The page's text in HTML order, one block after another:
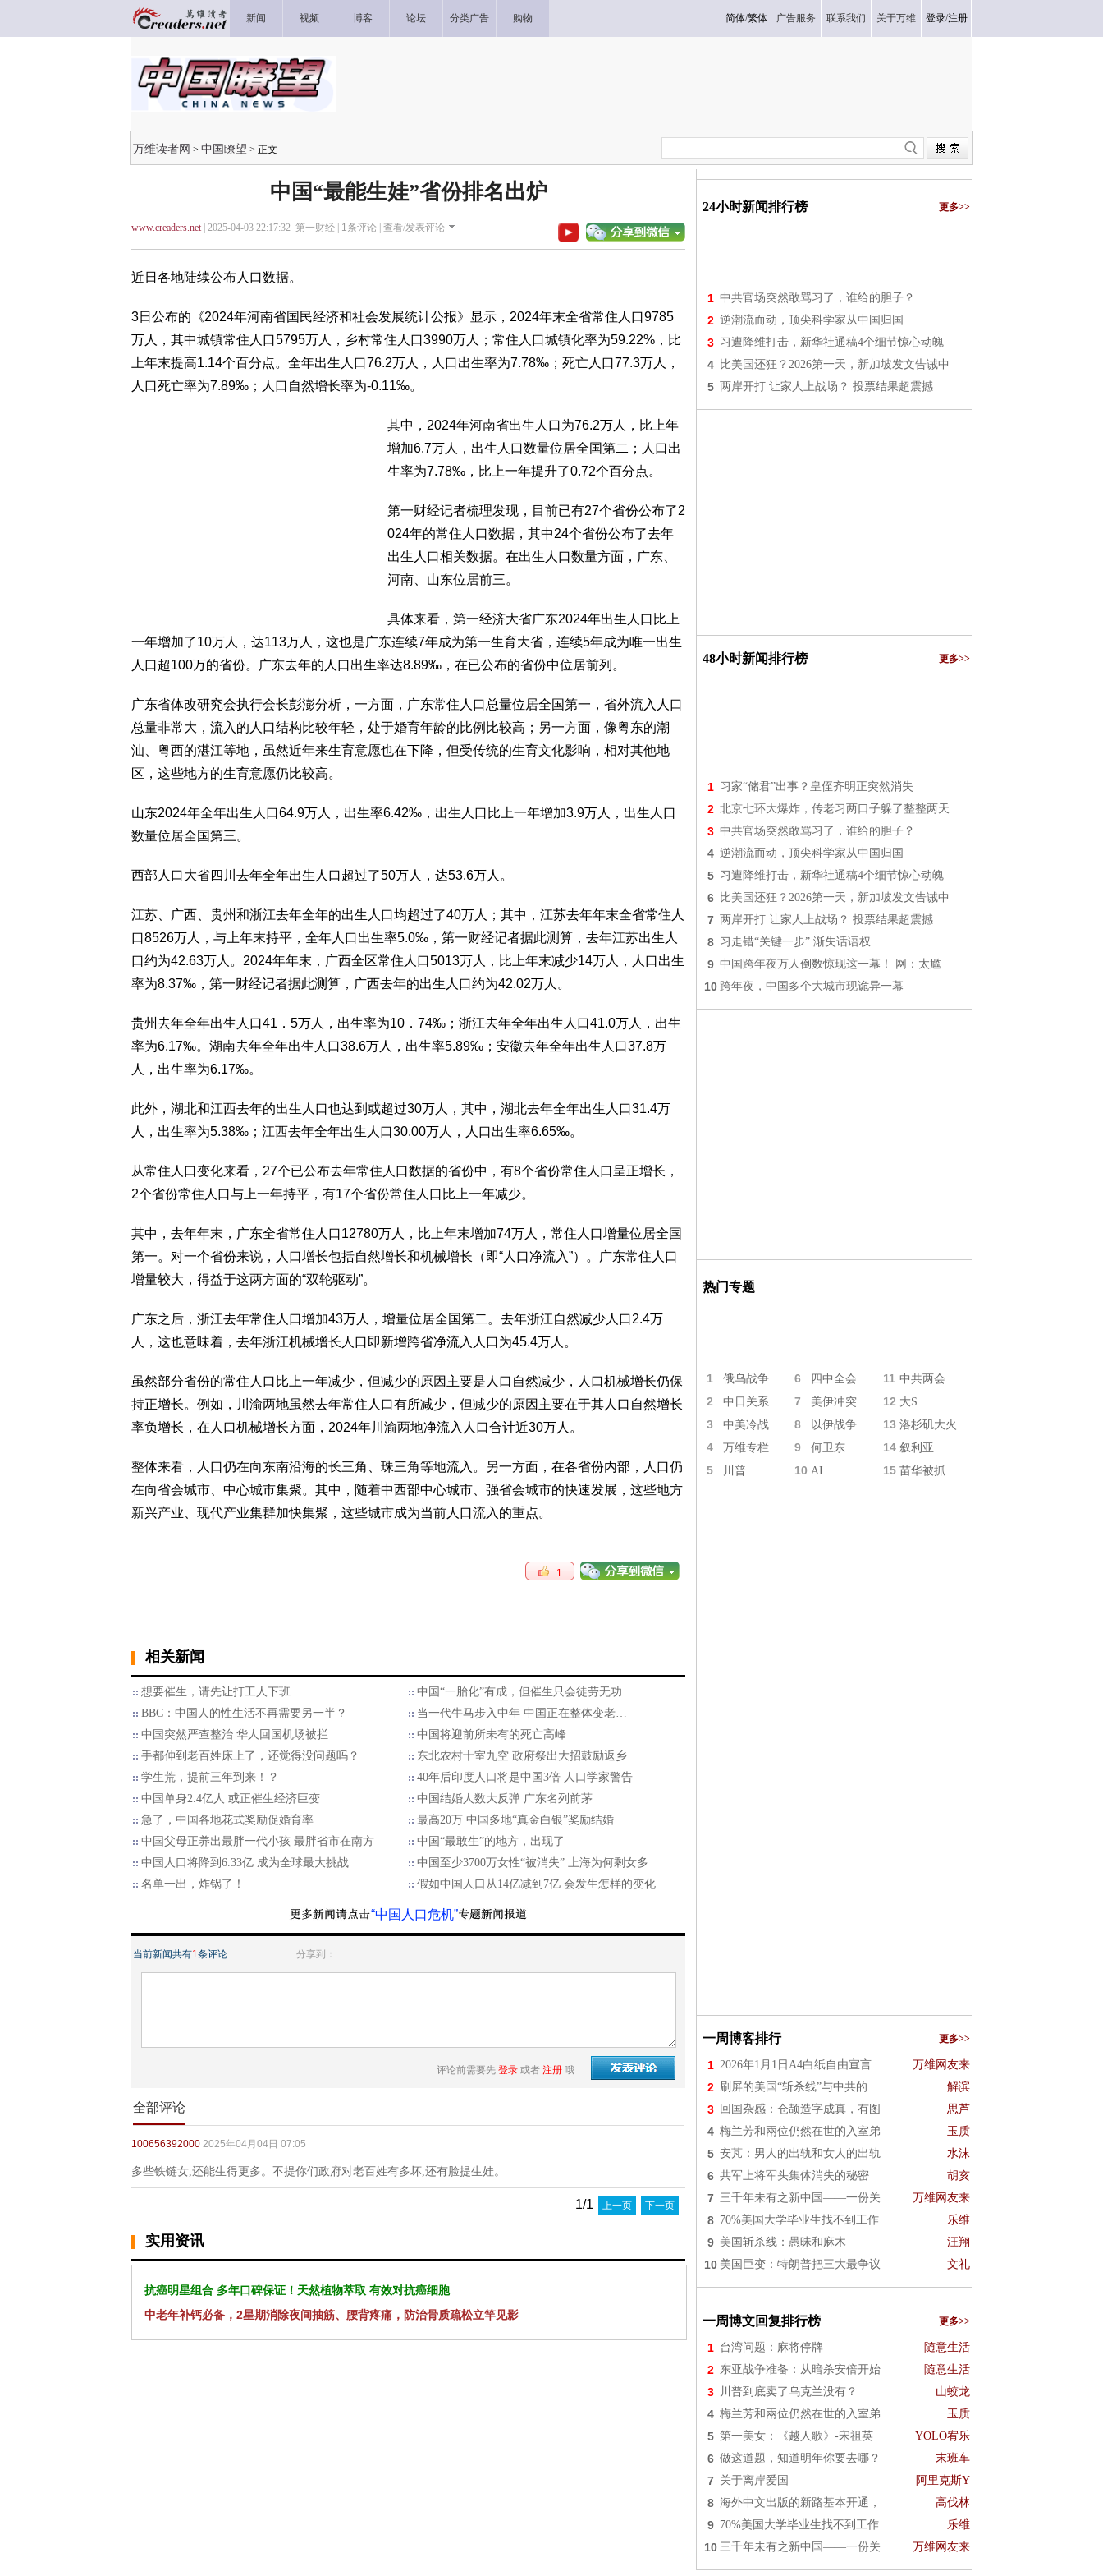
新闻 视频 博客 论坛 分类广告 购物 简体/繁体 广告服务 联系我们 关于万维 登录/注册
万维读者网 > 中国瞭望 > 正文
中国“最能生娃”省份排名出炉
www.creaders.net| 2025-04-03 22:17:32 第一财经 | 1条评论 | 查看/发表评论
近日各地陆续公布人口数据。
3日公布的《2024年河南省国民经济和社会发展统计公报》显示，2024年末全省常住人口9785
万人，其中城镇常住人口5795万人，乡村常住人口3990万人；常住人口城镇化率为59.22%，比
上年末提高1.14个百分点。全年出生人口76.2万人，人口出生率为7.78‰；死亡人口77.3万人，
人口死亡率为7.89‰；人口自然增长率为-0.11‰。
其中，2024年河南省出生人口为76.2万人，比上年
增加6.7万人，出生人口数量位居全国第二；人口出
生率为7.78‰，比上一年提升了0.72个百分点。
第一财经记者梳理发现，目前已有27个省份公布了2
024年的常住人口数据，其中24个省份公布了去年
出生人口相关数据。在出生人口数量方面，广东、
河南、山东位居前三。
具体来看，第一经济大省广东2024年出生人口比上
一年增加了10万人，达113万人，这也是广东连续7年成为第一生育大省，连续5年成为唯一出生
人口超100万的省份。广东去年的人口出生率达8.89‰，在已公布的省份中位居前列。
广东省体改研究会执行会长彭澎分析，一方面，广东常住人口总量位居全国第一，省外流入人口
总量非常大，流入的人口结构比较年轻，处于婚育年龄的比例比较高；另一方面，像粤东的潮
汕、粤西的湛江等地，虽然近年来生育意愿也在下降，但受传统的生育文化影响，相对其他地
区，这些地方的生育意愿仍比较高。
山东2024年全年出生人口64.9万人，出生率6.42‰，出生人口比上一年增加3.9万人，出生人口
数量位居全国第三。
西部人口大省四川去年全年出生人口超过了50万人，达53.6万人。
江苏、广西、贵州和浙江去年全年的出生人口均超过了40万人；其中，江苏去年年末全省常住人
口8526万人，与上年末持平，全年人口出生率5.0‰，第一财经记者据此测算，去年江苏出生人
口约为42.63万人。2024年年末，广西全区常住人口5013万人，比上年末减少14万人，人口出生
率为8.37‰，第一财经记者据此测算，广西去年的出生人口约为42.02万人。
贵州去年全年出生人口41．5万人，出生率为10．74‰；浙江去年全年出生人口41.0万人，出生
率为6.17‰。湖南去年全年出生人口38.6万人，出生率5.89‰；安徽去年全年出生人口37.8万
人，出生率为6.17‰。
此外，湖北和江西去年的出生人口也达到或超过30万人，其中，湖北去年全年出生人口31.4万
人，出生率为5.38‰；江西去年全年出生人口30.00万人，人口出生率6.65‰。
从常住人口变化来看，27个已公布去年常住人口数据的省份中，有8个省份常住人口呈正增长，
2个省份常住人口与上一年持平，有17个省份常住人口比上一年减少。
其中，去年年末，广东全省常住人口12780万人，比上年末增加74万人，常住人口增量位居全国
第一。对一个省份来说，人口增长包括自然增长和机械增长（即“人口净流入”）。广东常住人口
增量较大，得益于这两方面的“双轮驱动”。
广东之后，浙江去年常住人口增加43万人，增量位居全国第二。去年浙江自然减少人口2.4万
人，这也意味着，去年浙江机械增长人口即新增跨省净流入人口为45.4万人。
虽然部分省份的常住人口比上一年减少，但减少的原因主要是人口自然减少，人口机械增长仍保
持正增长。例如，川渝两地虽然去年常住人口有所减少，但减少的原因主要在于其人口自然增长
率负增长，在人口机械增长方面，2024年川渝两地净流入人口合计近30万人。
整体来看，人口仍在向东南沿海的长三角、珠三角等地流入。另一方面，在各省份内部，人口仍
在向省会城市、中心城市集聚。其中，随着中西部中心城市、强省会城市的快速发展，这些地方
新兴产业、现代产业集群加快集聚，这些城市成为当前人口流入的重点。
1
相关新闻
想要催生，请先让打工人下班
中国“一胎化”有成，但催生只会徒劳无功
BBC：中国人的性生活不再需要另一半？
当一代牛马步入中年 中国正在整体变老…
中国突然严查整治 华人回国机场被拦
中国将迎前所未有的死亡高峰
手都伸到老百姓床上了，还觉得没问题吗？
东北农村十室九空 政府祭出大招鼓励返乡
学生荒，提前三年到来！？
40年后印度人口将是中国3倍 人口学家警告
中国单身2.4亿人 或正催生经济巨变
中国结婚人数大反弹 广东名列前茅
急了，中国各地花式奖励促婚育率
最高20万 中国多地“真金白银”奖励结婚
中国父母正养出最胖一代小孩 最胖省市在南方
中国“最敢生”的地方，出现了
中国人口将降到6.33亿 成为全球最大挑战
中国至少3700万女性“被消失” 上海为何剩女多
名单一出，炸锅了！
假如中国人口从14亿减到7亿 会发生怎样的变化
“中国人口危机”
当前新闻共有1条评论 分享到：
评论前需要先 登录 或者 注册 哦
全部评论
100656392000 2025年04月04日 07:05
多些铁链女,还能生得更多。不提你们政府对老百姓有多坏,还有脸提生娃。
1/1 上一页 下一页
实用资讯
抗癌明星组合 多年口碑保证！天然植物萃取 有效对抗癌细胞
中老年补钙必备，2星期消除夜间抽筋、腰背疼痛，防治骨质疏松立竿见影
24小时新闻排行榜 更多>>
1 中共官场突然敢骂习了，谁给的胆子？
2 逆潮流而动，顶尖科学家从中国归国
3 习遭降维打击，新华社通稿4个细节惊心动魄
4 比美国还狂？2026第一天，新加坡发文告诫中
5 两岸开打 让家人上战场？ 投票结果超震撼
48小时新闻排行榜 更多>>
1 习家“储君”出事？皇侄齐明正突然消失
2 北京七环大爆炸，传老习两口子躲了整整两天
3 中共官场突然敢骂习了，谁给的胆子？
4 逆潮流而动，顶尖科学家从中国归国
5 习遭降维打击，新华社通稿4个细节惊心动魄
6 比美国还狂？2026第一天，新加坡发文告诫中
7 两岸开打 让家人上战场？ 投票结果超震撼
8 习走错“关键一步” 渐失话语权
9 中国跨年夜万人倒数惊现这一幕！ 网：太尴
10 跨年夜，中国多个大城市现诡异一幕
热门专题
1 俄乌战争 6 四中全会 11 中共两会
2 中日关系 7 美伊冲突 12 大S
3 中美冷战 8 以伊战争 13 洛杉矶大火
4 万维专栏 9 何卫东 14 叙利亚
5 川普 10 AI 15 苗华被抓
一周博客排行 更多>>
1 2026年1月1日A4白纸自由宣言 万维网友来
2 刷屏的美国“斩杀线”与中共的 解滨
3 回国杂感：仓颉造字成真，有图 思芦
4 梅兰芳和兩位仍然在世的入室弟 玉质
5 安芃：男人的出轨和女人的出轨 水沫
6 共军上将军头集体消失的秘密 胡亥
7 三千年未有之新中国——一份关 万维网友来
8 70%美国大学毕业生找不到工作 乐维
9 美国斩杀线：愚昧和麻木 汪翔
10 美国巨变：特朗普把三大最争议 文礼
一周博文回复排行榜 更多>>
1 台湾问题：麻将停牌 随意生活
2 东亚战争准备：从暗杀安倍开始 随意生活
3 川普到底卖了乌克兰没有？ 山蛟龙
4 梅兰芳和兩位仍然在世的入室弟 玉质
5 第一美女：《越人歌》-宋祖英 YOLO宥乐
6 做这道题，知道明年你要去哪？ 末班车
7 关于离岸爱国 阿里克斯Y
8 海外中文出版的新路基本开通， 高伐林
9 70%美国大学毕业生找不到工作 乐维
10 三千年未有之新中国——一份关 万维网友来